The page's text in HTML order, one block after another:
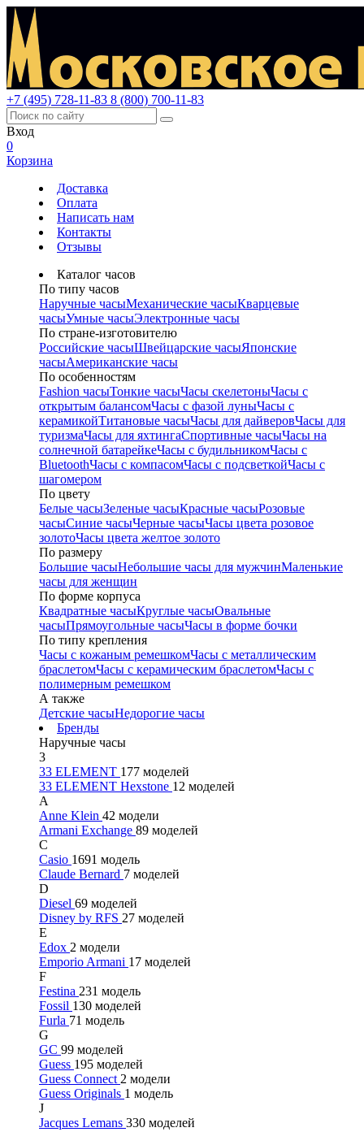
+7 (495) 728-11-83 8 (800) 700-11-83
Вход
0
Корзина
Доставка
Оплата
Написать нам
Контакты
Отзывы
Каталог часов
По типу часов
Наручные часыМеханические часыКварцевые
часыУмные часыЭлектронные часы
По стране-изготовителю
Российские часыШвейцарские часыЯпонские
часыАмериканские часы
По особенностям
Fashion часыТонкие часыЧасы скелетоныЧасы с
открытым балансомЧасы с фазой луныЧасы с
керамикойТитановые часыЧасы для дайверовЧасы для
туризмаЧасы для яхтингаСпортивные часыЧасы на
солнечной батарейкеЧасы с будильникомЧасы с
BluetoothЧасы с компасомЧасы с подсветкойЧасы с
шагомером
По цвету
Белые часыЗеленые часыКрасные часыРозовые
часыСиние часыЧерные часыЧасы цвета розовое
золотоЧасы цвета желтое золото
По размеру
Большие часыНебольшие часы для мужчинМаленькие
часы для женщин
По форме корпуса
Квадратные часыКруглые часыОвальные
часыПрямоугольные часыЧасы в форме бочки
По типу крепления
Часы с кожаным ремешкомЧасы с металлическим
браслетомЧасы с керамическим браслетомЧасы с
полимерным ремешком
А также
Детские часыНедорогие часы
Бренды
Наручные часы
3
33 ELEMENT 177 моделей
33 ELEMENT Hexstone 12 моделей
A
Anne Klein 42 модели
Armani Exchange 89 моделей
C
Casio 1691 модель
Claude Bernard 7 моделей
D
Diesel 69 моделей
Disney by RFS 27 моделей
E
Edox 2 модели
Emporio Armani 17 моделей
F
Festina 231 модель
Fossil 130 моделей
Furla 71 модель
G
GC 99 моделей
Guess 195 моделей
Guess Connect 2 модели
Guess Originals 1 модель
J
Jacques Lemans 330 моделей